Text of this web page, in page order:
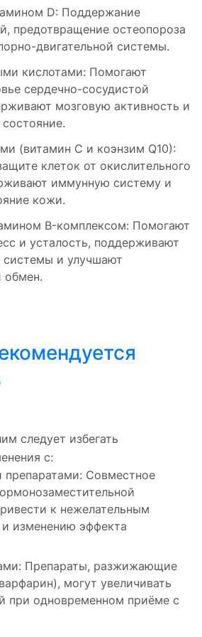
D: Поддержание
предотвращение остеопороза
двигательной системы.
кислотами: Помогают
сердечно-сосудистой
мозговую активность и
(витамин C и коэнзим Q10):
клеток от окислительного
иммунную систему и
кожи.
B-комплексом: Помогают
и усталость, поддерживают
системы и улучшают
обмен.
следует избегать
с:
Совместное
к нежелательным
изменению эффекта
Препараты, разжижающие
могут увеличивать
при одновременном приёме с